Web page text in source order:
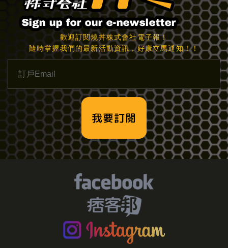
歡迎訂閱燒丼株式會社電子報！
隨時掌握我們的最新活動資訊，好康立馬通知！！
我要訂閱